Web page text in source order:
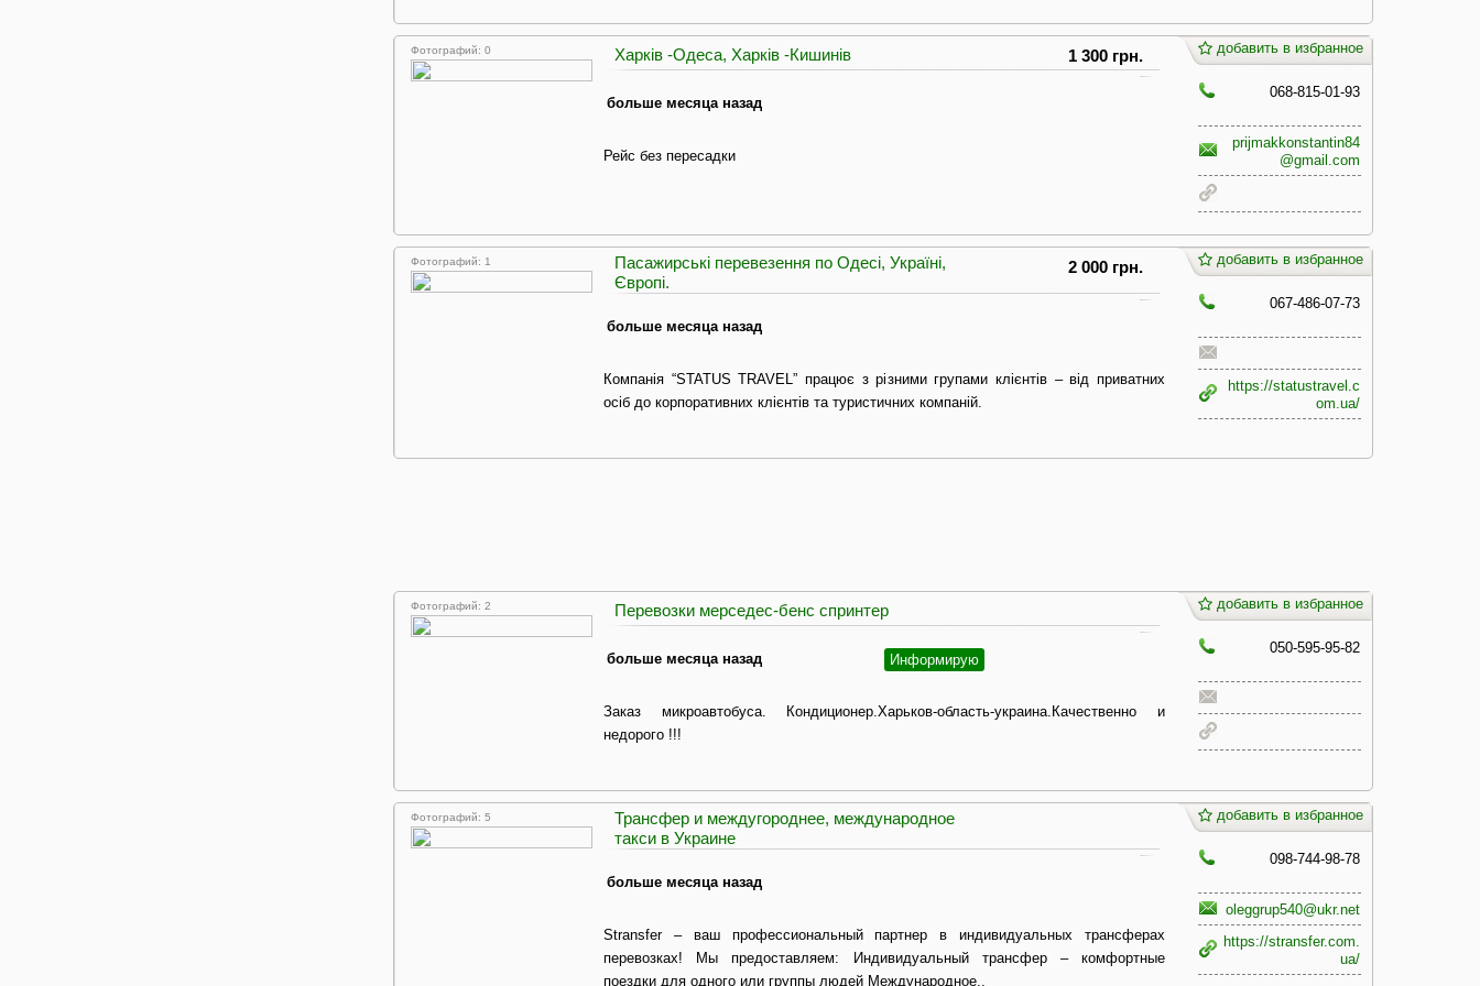
Фотографий: 0 Харків -Одеса, Харків -Кишинів 1 300 грн.
больше месяца назад
Рейс без пересадки
добавить в избранное
068-815-01-93
prijmakkonstantin84
@gmail.com
Фотографий: 1
Пасажирські перевезення по Одесі, Україні,
Європі.
2 000 грн.
больше месяца назад
Компанія “STATUS TRAVEL” працює з різними групами клієнтів – від приватних
осіб до корпоративних клієнтів та туристичних компаній.
добавить в избранное
067-486-07-73
https://statustravel.c
om.ua/
Фотографий: 2 Перевозки мерседес-бенс спринтер
больше месяца назад Информирую
Заказ микроавтобуса. Кондиционер.Харьков-область-украина.Качественно и
недорого !!!
добавить в избранное
050-595-95-82
Фотографий: 5
Трансфер и междугороднее, международное
такси в Украине
больше месяца назад
Stransfer – ваш профессиональный партнер в индивидуальных трансферах
перевозках! Мы предоставляем: Индивидуальный трансфер – комфортные
поездки для одного или группы людей Международное..
добавить в избранное
098-744-98-78
oleggrup540@ukr.net
https://stransfer.com.
ua/